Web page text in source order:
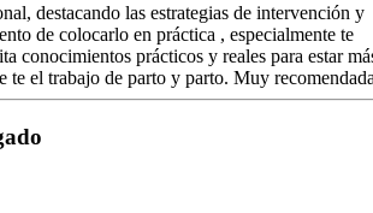
destacando las estrategias de intervención y
de colocarlo en práctica , especialmente te
conocimientos prácticos y reales para estar
te el trabajo de parto y parto. Muy